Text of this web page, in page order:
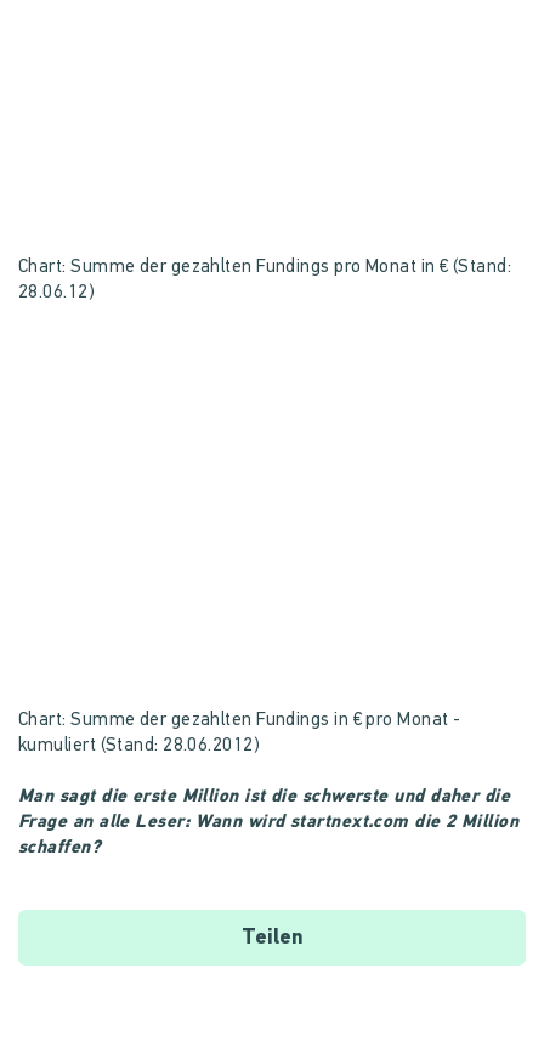
Chart: Summe der gezahlten Fundings pro Monat in € (Stand:
28.06.12)
Chart: Summe der gezahlten Fundings in € pro Monat -
kumuliert (Stand: 28.06.2012)
Man sagt die erste Million ist die schwerste und daher die
Frage an alle Leser: Wann wird startnext.com die 2 Million
schaffen?
Teilen